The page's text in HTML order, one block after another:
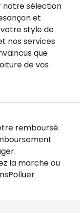
notre sélection
et
style de
nos services
que
de vos
remboursé.
la marche ou